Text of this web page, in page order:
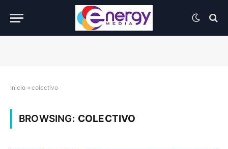
Inicio » colectivo
BROWSING: COLECTIVO